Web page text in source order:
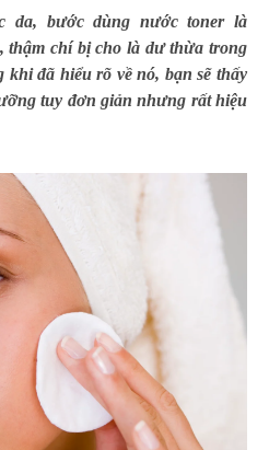
da, bước dùng nước toner là
thậm chí bị cho là dư thừa trong
đã hiểu rõ về nó, bạn sẽ thấy
tuy đơn giản nhưng rất hiệu